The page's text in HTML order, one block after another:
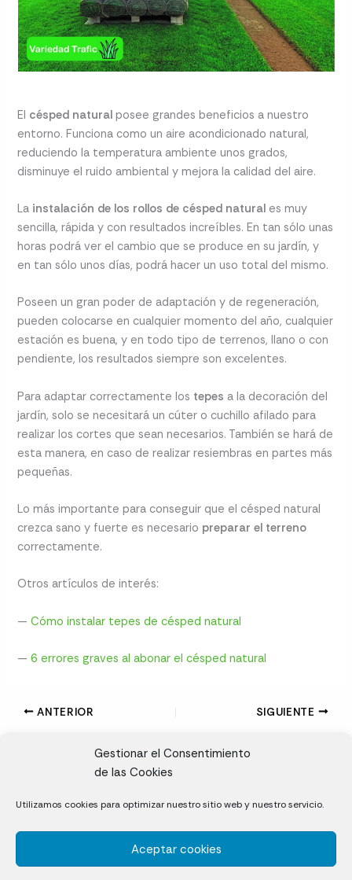
Gestionar el Consentimiento
de las Cookies
Utilizamos cookies para optimizar nuestro sitio web y nuestro servicio.
Aceptar cookies
El césped natural posee grandes beneficios a nuestro
entorno. Funciona como un aire acondicionado natural,
reduciendo la temperatura ambiente unos grados,
disminuye el ruido ambiental y mejora la calidad del aire.
La instalación de los rollos de césped natural es muy
sencilla, rápida y con resultados increíbles. En tan sólo unas
horas podrá ver el cambio que se produce en su jardín, y
en tan sólo unos días, podrá hacer un uso total del mismo.
Poseen un gran poder de adaptación y de regeneración,
pueden colocarse en cualquier momento del año, cualquier
estación es buena, y en todo tipo de terrenos, llano o con
pendiente, los resultados siempre son excelentes.
Para adaptar correctamente los tepes a la decoración del
jardín, solo se necesitará un cúter o cuchillo afilado para
realizar los cortes que sean necesarios. También se hará de
esta manera, en caso de realizar resiembras en partes más
pequeñas.
Lo más importante para conseguir que el césped natural
crezca sano y fuerte es necesario preparar el terreno
correctamente.
Otros artículos de interés:
—Cómo instalar tepes de césped natural
—6 errores graves al abonar el césped natural
ANTERIOR SIGUIENTE
Cáceres
Césped natural en tepes